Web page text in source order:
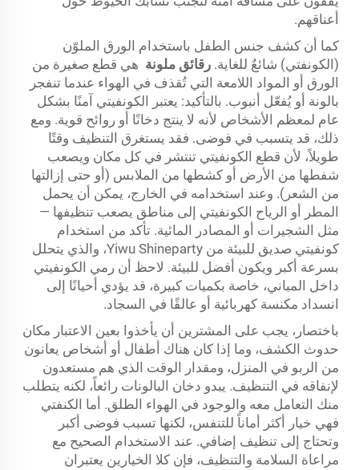
أعناقهم.
كما أن كشف جنس الطفل باستخدام الورق الملوّن
(الكونفتي) شائعٌ للغاية. رقائق ملونة هي قطع صغيرة من
الورق أو المواد اللامعة التي تُقذف في الهواء عندما تنفجر
بالونة أو يُفعّل أنبوب. بالتأكيد: يعتبر الكونفيتي آمنًا بشكل
عام لمعظم الأشخاص لأنه لا ينتج دخانًا أو روائح قوية. ومع
ذلك، قد يتسبب في فوضى. فقد يستغرق التنظيف وقتًا
طويلاً، لأن قطع الكونفيتي تنتشر في كل مكان ويصعب
شفطها من الأرض أو كشطها من الملابس (أو حتى إزالتها
من الشعر). وعند استخدامه في الخارج، يمكن أن يحمل
المطر أو الرياح الكونفيتي إلى مناطق يصعب تنظيفها —
مثل الشجيرات أو المصادر المائية. تأكد من استخدام
كونفيتي صديق للبيئة من Yiwu Shineparty، والذي يتحلل
بسرعة أكبر ويكون أفضل للبيئة. لاحظ أن رمي الكونفيتي
داخل المباني، خاصة بكميات كبيرة، قد يؤدي أحيانًا إلى
انسداد مكنسة كهربائية أو عالقًا في السجاد.
باختصار، يجب على المشترين أن يأخذوا بعين الاعتبار مكان
حدوث الكشف، وما إذا كان هناك أطفال أو أشخاص يعانون
من الربو في المنزل، ومقدار الوقت الذي هم مستعدون
لإنفاقه في التنظيف. يبدو دخان البالونات رائعاً، لكنه يتطلب
منك التعامل معه والوجود في الهواء الطلق. أما الكنفتي
فهي خيار أكثر أماناً للتنفس، لكنها تسبب فوضى أكبر
وتحتاج إلى تنظيف إضافي. عند الاستخدام الصحيح مع
مراعاة السلامة والتنظيف، فإن كلا الخيارين يعتبران